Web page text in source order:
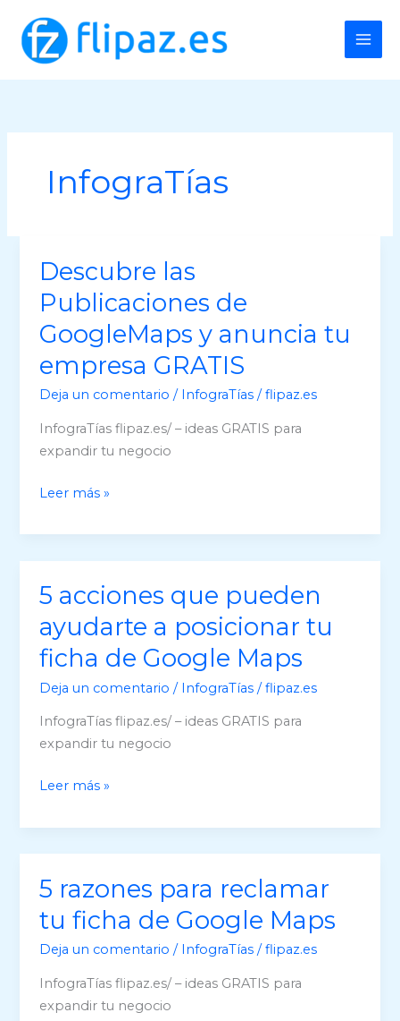
contenido
InfograTías
Descubre las
Publicaciones de
GoogleMaps y anuncia tu
empresa GRATIS
Deja un comentario / InfograTías /flipaz.es
InfograTías flipaz.es/ – ideas GRATIS para
expandir tu negocio
Descubre
Publicaciones
de
GoogleMaps
y
anuncia
tu
empresa
GRATIS
Leer más »
5 acciones que pueden
ayudarte a posicionar tu
ficha de Google Maps
Deja un comentario / InfograTías /flipaz.es
InfograTías flipaz.es/ – ideas GRATIS para
expandir tu negocio
5
que
pueden
a
posicionar
tu
de
Google
Leer más »
5 razones para reclamar
tu ficha de Google Maps
Deja un comentario / InfograTías /flipaz.es
InfograTías flipaz.es/ – ideas GRATIS para
expandir tu negocio